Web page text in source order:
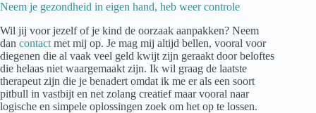
Neem je gezondheid in eigen hand, heb weer controle
Wil jij voor jezelf of je kind de oorzaak aanpakken? Neem
dan contact met mij op. Je mag mij altijd bellen, vooral voor
diegenen die al vaak veel geld kwijt zijn geraakt door beloftes
die helaas niet waargemaakt zijn. Ik wil graag de laatste
therapeut zijn die je benadert omdat ik me er als een soort
pitbull in vastbijt en net zolang creatief maar vooral naar
logische en simpele oplossingen zoek om het op te lossen.